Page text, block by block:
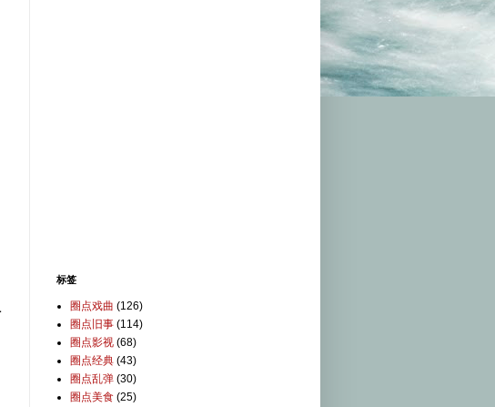
标签
圈点戏曲 (126)
圈点旧事 (114)
圈点影视 (68)
圈点经典 (43)
圈点乱弹 (30)
圈点美食 (25)